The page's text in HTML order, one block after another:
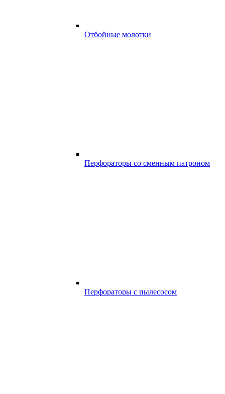
Отбойные молотки
Перфораторы со сменным патроном
Перфораторы с пылесосом